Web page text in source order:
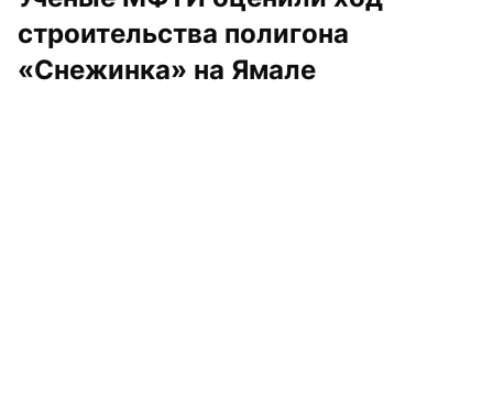
строительства полигона
«Снежинка» на Ямале